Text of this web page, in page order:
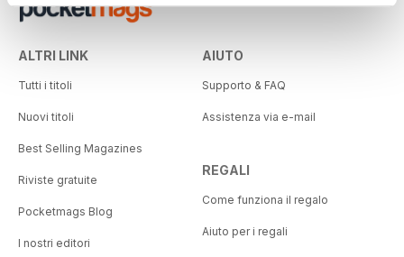
ALTRI LINK
Tutti i titoli
Nuovi titoli
Best Selling Magazines
Riviste gratuite
Pocketmags Blog
I nostri editori
AIUTO
Supporto & FAQ
Assistenza via e-mail
REGALI
Come funziona il regalo
Aiuto per i regali